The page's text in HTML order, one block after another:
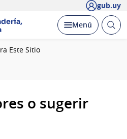
gub.uy
Desplegar
Menú Abrir
Este Sitio
o sugerir